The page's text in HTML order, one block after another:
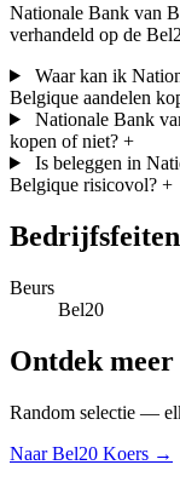
Nationale Bank van
verhandeld op de
Waar kan ik
Belgique aandelen
Nationale Bank
kopen of niet? +
Is beleggen in
Belgique risicovol? +
Bedrijfsfeiten
Beurs
Bel20
Ontdek meer
Random selectie —
Naar Bel20 Koers →